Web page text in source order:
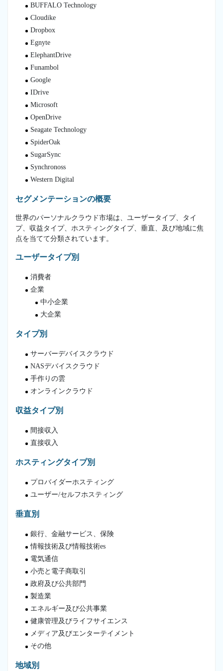
BUFFALO Technology
Cloudike
Dropbox
Egnyte
ElephantDrive
Funambol
Google
IDrive
Microsoft
OpenDrive
Seagate Technology
SpiderOak
SugarSync
Synchronoss
Western Digital
セグメンテーションの概要
世界のパーソナルクラウド市場は、ユーザータイプ、タイ
プ、収益タイプ、ホスティングタイプ、垂直、及び地域に焦
点を当てて分類されています。
ユーザータイプ別
消費者
企業
中小企業
大企業
タイプ別
サーバーデバイスクラウド
NASデバイスクラウド
手作りの雲
オンラインクラウド
収益タイプ別
間接収入
直接収入
ホスティングタイプ別
プロバイダーホスティング
ユーザー/セルフホスティング
垂直別
銀行、金融サービス、保険
情報技術及び情報技術es
電気通信
小売と電子商取引
政府及び公共部門
製造業
エネルギー及び公共事業
健康管理及びライフサイエンス
メディア及びエンターテイメント
その他
地域別